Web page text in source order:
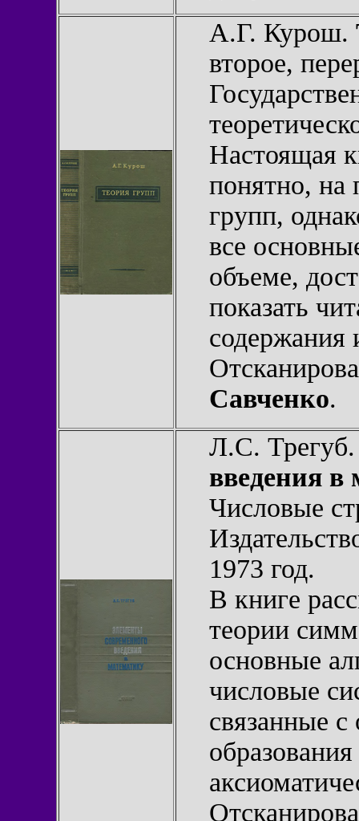
А.Г. Курош.
второе,
Настоящая
понятно, на
групп,
все
объеме,
показать
содержания
Савченко.
Л.С.
введения в
Числовые
1973 год.
В книге
теории
основные
числовые
связанные